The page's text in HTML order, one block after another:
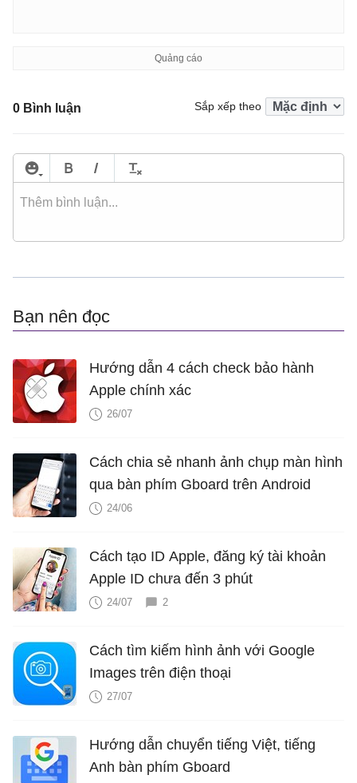
0 Bình luận Sắp xếp theo
Bạn nên đọc
Hướng dẫn 4 cách check bảo hành
Apple chính xác
26/07
Cách chia sẻ nhanh ảnh chụp màn hình
qua bàn phím Gboard trên Android
24/06
Cách tạo ID Apple, đăng ký tài khoản
Apple ID chưa đến 3 phút
24/07 2
Cách tìm kiếm hình ảnh với Google
Images trên điện thoại
27/07
Hướng dẫn chuyển tiếng Việt, tiếng
Anh bàn phím Gboard